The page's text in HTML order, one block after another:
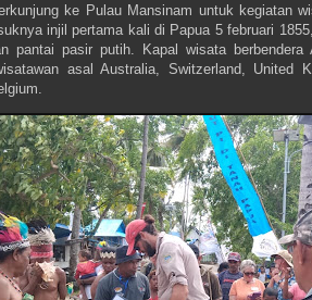
ke Pulau Mansinam untuk kegiatan
injil pertama kali di Papua 5 februari
pantai pasir putih. Kapal wisata
asal Australia, Switzerland, United